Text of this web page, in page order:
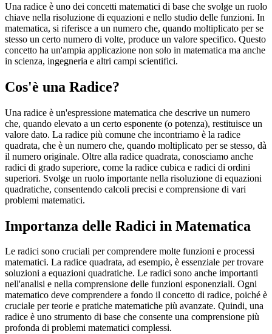
Una radice è uno dei concetti matematici di base che svolge un ruolo
chiave nella risoluzione di equazioni e nello studio delle funzioni. In
matematica, si riferisce a un numero che, quando moltiplicato per se
stesso un certo numero di volte, produce un valore specifico. Questo
concetto ha un'ampia applicazione non solo in matematica ma anche
in scienza, ingegneria e altri campi scientifici.
Cos'è una Radice?
Una radice è un'espressione matematica che descrive un numero
che, quando elevato a un certo esponente (o potenza), restituisce un
valore dato. La radice più comune che incontriamo è la radice
quadrata, che è un numero che, quando moltiplicato per se stesso, dà
il numero originale. Oltre alla radice quadrata, conosciamo anche
radici di grado superiore, come la radice cubica e radici di ordini
superiori. Svolge un ruolo importante nella risoluzione di equazioni
quadratiche, consentendo calcoli precisi e comprensione di vari
problemi matematici.
Importanza delle Radici in Matematica
Le radici sono cruciali per comprendere molte funzioni e processi
matematici. La radice quadrata, ad esempio, è essenziale per trovare
soluzioni a equazioni quadratiche. Le radici sono anche importanti
nell'analisi e nella comprensione delle funzioni esponenziali. Ogni
matematico deve comprendere a fondo il concetto di radice, poiché è
cruciale per teorie e pratiche matematiche più avanzate. Quindi, una
radice è uno strumento di base che consente una comprensione più
profonda di problemi matematici complessi.